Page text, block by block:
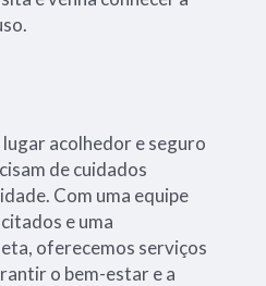
lugar acolhedor e seguro
de cuidados
Com uma equipe
e uma
oferecemos serviços
o bem-estar e a